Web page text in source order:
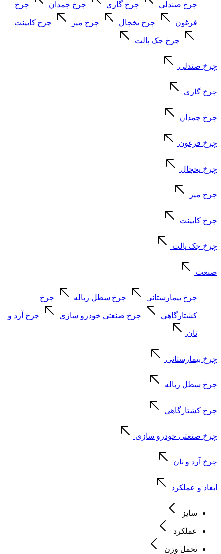
چرخ صندلی چرخ گاری چرخ چمدان چرخ
فرغون چرخ یخچال چرخ میز چرخ کابینت
چرخ جک پالت
چرخ صندلی
چرخ گاری
چرخ چمدان
چرخ فرغون
چرخ یخچال
چرخ میز
چرخ کابینت
چرخ جک پالت
صنعت
چرخ بیمارستانی چرخ سطل زباله چرخ
کشتارگاهی چرخ صنعتی خودرو سازی چرخ آرد و
نان
چرخ بیمارستانی
چرخ سطل زباله
چرخ کشتارگاهی
چرخ صنعتی خودرو سازی
چرخ آرد و نان
ابعاد و عملکرد
سایز
عملکرد
تحمل وزن